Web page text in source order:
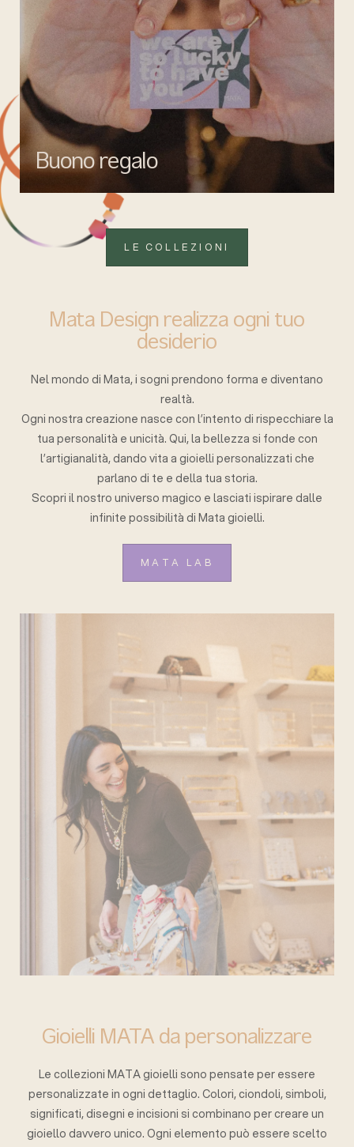
Buono regalo
Quando vuoi fare un regalo firmato Mata gioielli, ma lasciare la
libertà di scegliere ciò che più rappresenta.
LE COLLEZIONI
Mata Design realizza ogni tuo
desiderio
Nel mondo di Mata, i sogni prendono forma e diventano
realtà.
Ogni nostra creazione nasce con l’intento di rispecchiare la
tua personalità e unicità. Qui, la bellezza si fonde con
l’artigianalità, dando vita a gioielli personalizzati che
parlano di te e della tua storia.
Scopri il nostro universo magico e lasciati ispirare dalle
infinite possibilità di Mata gioielli.
MATA LAB
BARI
Gioielli MATA da personalizzare
Le collezioni MATA gioielli sono pensate per essere
personalizzate in ogni dettaglio. Colori, ciondoli, simboli,
significati, disegni e incisioni si combinano per creare un
gioiello davvero unico. Ogni elemento può essere scelto